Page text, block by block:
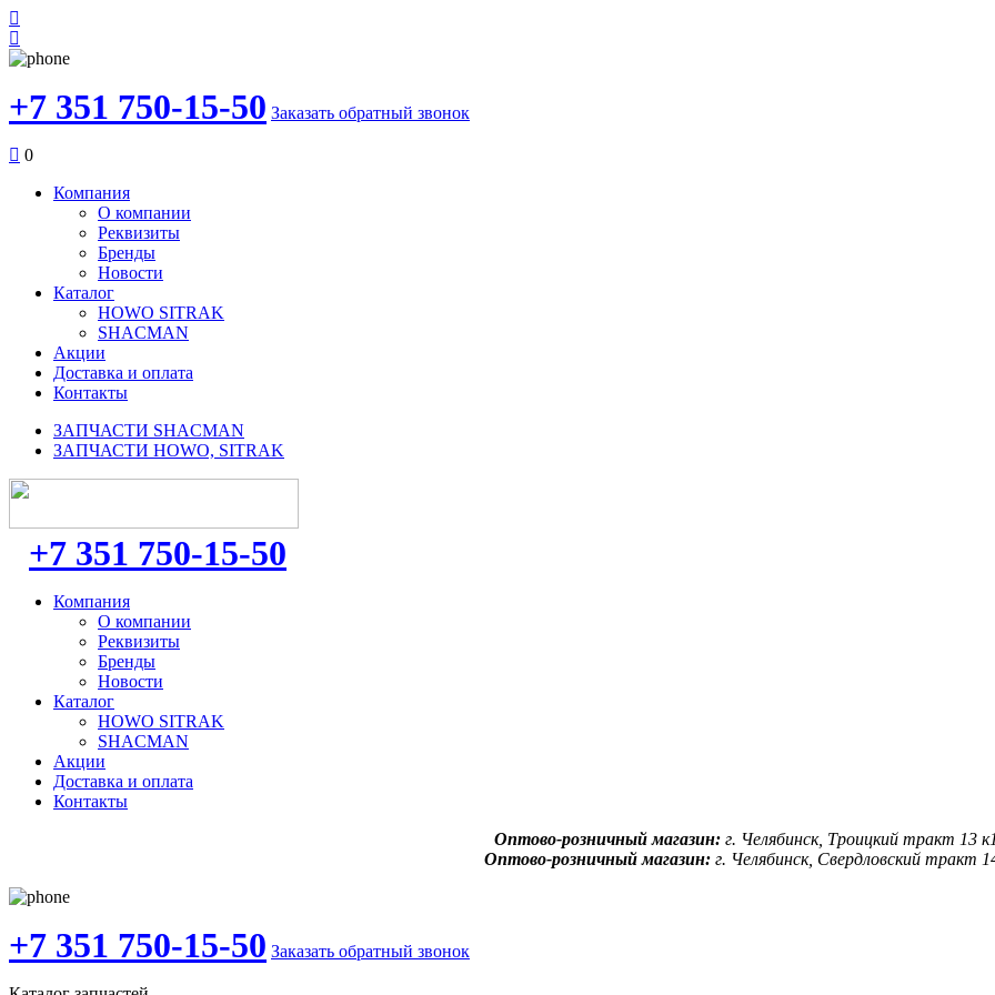
+7 351 750-15-50 Заказать обратный звонок
0
Компания
О компании
Реквизиты
Бренды
Новости
Каталог
HOWO SITRAK
SHACMAN
Акции
Доставка и оплата
Контакты
ЗАПЧАСТИ SHACMAN
ЗАПЧАСТИ HOWO, SITRAK
+7 351 750-15-50
Компания
О компании
Реквизиты
Бренды
Новости
Каталог
HOWO SITRAK
SHACMAN
Акции
Доставка и оплата
Контакты
Оптово-розничный магазин: г. Челябинск, Троицкий тракт 13
Оптово-розничный магазин:г. Челябинск, Свердловский тракт
+7 351 750-15-50 Заказать обратный звонок